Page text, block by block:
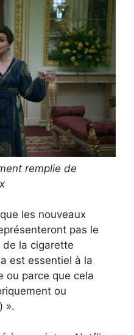
remplie de
les nouveaux
pas le
de la cigarette
est essentiel à la
ou parce que cela
ou
».